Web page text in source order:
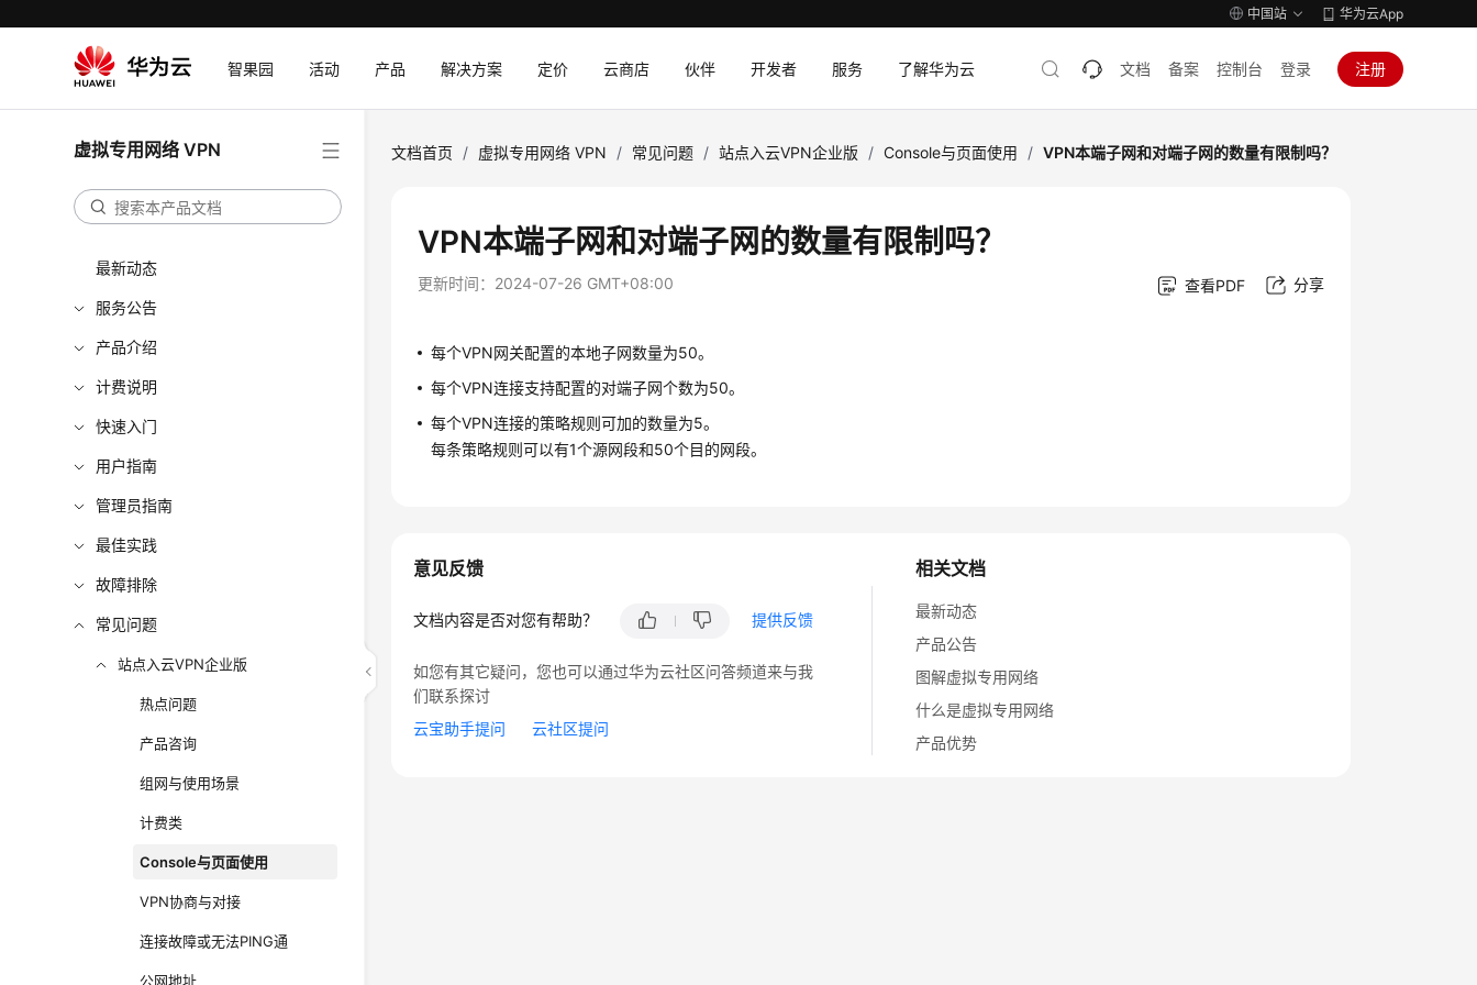
中国站 华为云App
智果园 活动 产品 解决方案 定价 云商店 伙伴 开发者 服务 了解华为云 文档 备案 控制台 登录 注册
虚拟专用网络 VPN
最新动态
服务公告
产品介绍
计费说明
快速入门
用户指南
管理员指南
最佳实践
故障排除
常见问题
站点入云VPN企业版
热点问题
产品咨询
组网与使用场景
计费类
Console与页面使用
VPN协商与对接
连接故障或无法PING通
公网地址
文档首页 / 虚拟专用网络 VPN / 常见问题 / 站点入云VPN企业版 / Console与页面使用 / VPN本端子网和对端子网的数量有限制吗？
VPN本端子网和对端子网的数量有限制吗？
更新时间： 2024-07-26 GMT+08:00 查看PDF 分享
每个VPN网关配置的本地子网数量为50。
每个VPN连接支持配置的对端子网个数为50。
每个VPN连接的策略规则可加的数量为5。
每条策略规则可以有1个源网段和50个目的网段。
相关文档
最新动态
产品公告
图解虚拟专用网络
什么是虚拟专用网络
产品优势
意见反馈
文档内容是否对您有帮助？ 提供反馈
如您有其它疑问，您也可以通过华为云社区问答频道来与我
们联系探讨
云宝助手提问
云社区提问